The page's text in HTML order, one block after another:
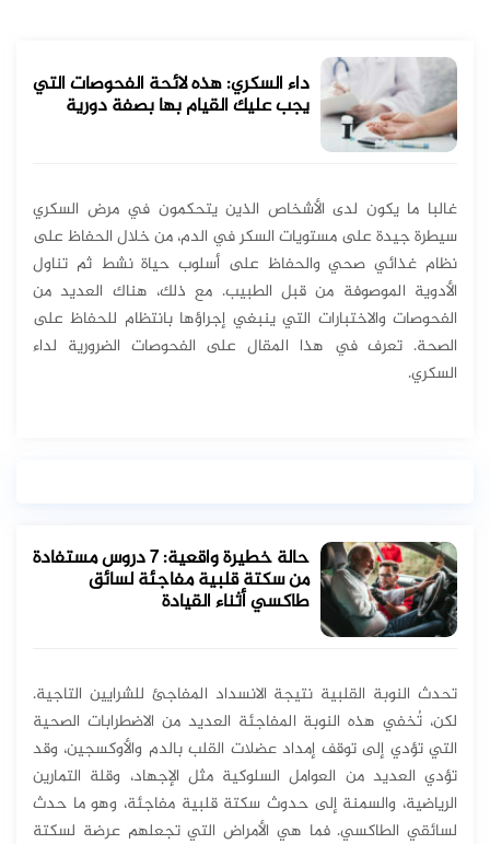
داء السكري: هذه لائحة الفحوصات التي
يجب عليك القيام بها بصفة دورية
غالبا ما يكون لدى الأشخاص الذين يتحكمون في مرض السكري
سيطرة جيدة على مستويات السكر في الدم، من خلال الحفاظ على
نظام غذائي صحي والحفاظ على أسلوب حياة نشط ثم تناول
الأدوية الموصوفة من قبل الطبيب. مع ذلك، هناك العديد من
الفحوصات والاختبارات التي ينبغي إجراؤها بانتظام للحفاظ على
الصحة. تعرف في هذا المقال على الفحوصات الضرورية لداء
السكري.
حالة خطيرة واقعية: 7 دروس مستفادة
من سكتة قلبية مفاجئة لسائق
طاكسي أثناء القيادة
تحدث النوبة القلبية نتيجة الانسداد المفاجئ للشرايين التاجية.
لكن، تُخفي هذه النوبة المفاجئة العديد من الاضطرابات الصحية
التي تؤدي إلى توقف إمداد عضلات القلب بالدم والأوكسجين، وقد
تؤدي العديد من العوامل السلوكية مثل الإجهاد، وقلة التمارين
الرياضية، والسمنة إلى حدوث سكتة قلبية مفاجئة، وهو ما حدث
لسائقي الطاكسي. فما هي الأمراض التي تجعلهم عرضة لسكتة